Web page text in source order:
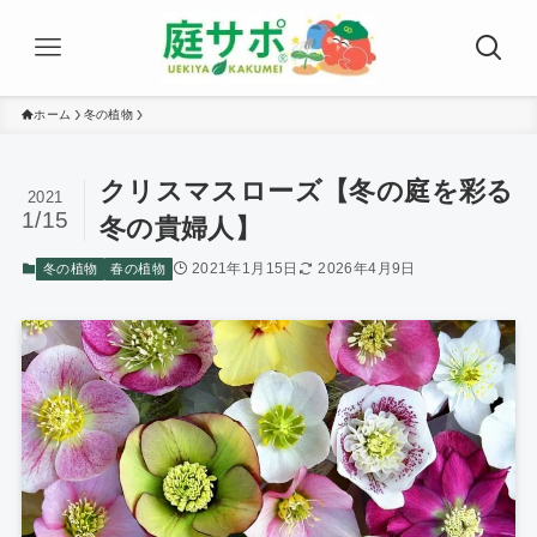
ホーム 冬の植物
クリスマスローズ【冬の庭を彩る
冬の貴婦人】
2021
1/15
冬の植物 春の植物 2021年1月15日 2026年4月9日